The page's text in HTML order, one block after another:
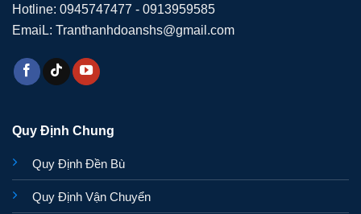
Hotline: 0945747477 - 0913959585
EmaiL: Tranthanhdoanshs@gmail.com
Quy Định Chung
Quy Định Đền Bù
Quy Định Vận Chuyển